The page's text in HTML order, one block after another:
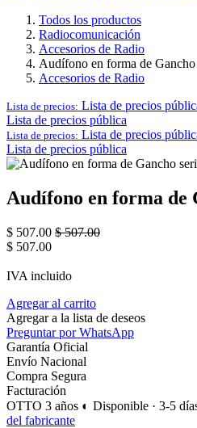
Todos los productos
Radiocomunicación
Accesorios de Radio
Audífono en forma de
Accesorios de Radio
Lista de precios: Lista de precios
Lista de precios pública
Lista de precios: Lista de precios
Lista de precios pública
Audífono en forma de
$ 507.00 $507.00
$ 507.00
IVA incluido
Agregar al carrito
Agregar a la lista de deseos
Preguntar por WhatsApp
Garantía Oficial
Envío Nacional
Compra Segura
Facturación
OTTO 3 años ◐ Disponible · 3-5
del fabricante